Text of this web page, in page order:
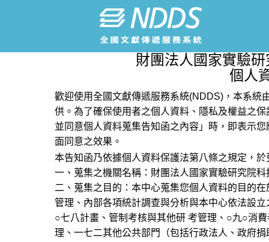
財團法人國家實驗
個人
歡迎使用全國文獻傳遞服務系統(NDDS)，本系統
供。為了確保使用者之個人資料、隱私及權益之
並同意個人資料蒐集告知函之內容」時，即表示
面同意之效果。
本告知函乃依據個人資料保護法第八條之規定，
一、蒐集之機關名稱：財團法人國家實驗研究院
二、蒐集之目的：本中心蒐集您個人資料的目的
管理、內部各項統計調查與分析與本中心依法設
○七八計畫、管制考核與其他研 考管理、○九○消
理、一七二其他公共部門（包括行政法人、政府